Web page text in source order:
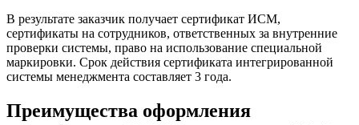
В результате заказчик получает сертификат ИСМ,
сертификаты на сотрудников, ответственных за внутренние
проверки системы, право на использование специальной
маркировки. Срок действия сертификата интегрированной
системы менеджмента составляет 3 года.
Преимущества оформления